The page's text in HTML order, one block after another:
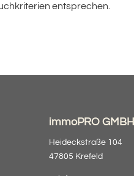
entsprechen.
immoPRO GMBH
Heideckstraße 104
47805 Krefeld